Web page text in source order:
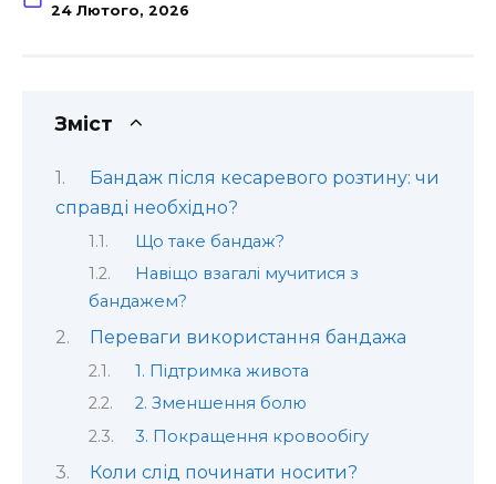
24 Лютого, 2026
Зміст
Бандаж після кесаревого розтину: чи
справді необхідно?
Що таке бандаж?
Навіщо взагалі мучитися з
бандажем?
Переваги використання бандажа
1. Підтримка живота
2. Зменшення болю
3. Покращення кровообігу
Коли слід починати носити?